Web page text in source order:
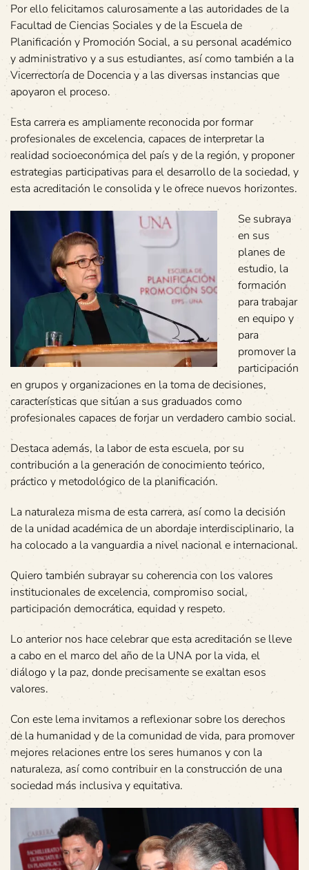
Por ello felicitamos calurosamente a las autoridades de la
Facultad de Ciencias Sociales y de la Escuela de
Planificación y Promoción Social, a su personal académico
y administrativo y a sus estudiantes, así como también a la
Vicerrectoría de Docencia y a las diversas instancias que
apoyaron el proceso.
Esta carrera es ampliamente reconocida por formar
profesionales de excelencia, capaces de interpretar la
realidad socioeconómica del país y de la región, y proponer
estrategias participativas para el desarrollo de la sociedad, y
esta acreditación le consolida y le ofrece nuevos horizontes.
Se subraya
en sus
planes de
estudio, la
formación
para trabajar
en equipo y
para
promover la
participación
en grupos y organizaciones en la toma de decisiones,
características que sitúan a sus graduados como
profesionales capaces de forjar un verdadero cambio social.
Destaca además, la labor de esta escuela, por su
contribución a la generación de conocimiento teórico,
práctico y metodológico de la planificación.
La naturaleza misma de esta carrera, así como la decisión
de la unidad académica de un abordaje interdisciplinario, la
ha colocado a la vanguardia a nivel nacional e internacional.
Quiero también subrayar su coherencia con los valores
institucionales de excelencia, compromiso social,
participación democrática, equidad y respeto.
Lo anterior nos hace celebrar que esta acreditación se lleve
a cabo en el marco del año de la UNA por la vida, el
diálogo y la paz, donde precisamente se exaltan esos
valores.
Con este lema invitamos a reflexionar sobre los derechos
de la humanidad y de la comunidad de vida, para promover
mejores relaciones entre los seres humanos y con la
naturaleza, así como contribuir en la construcción de una
sociedad más inclusiva y equitativa.